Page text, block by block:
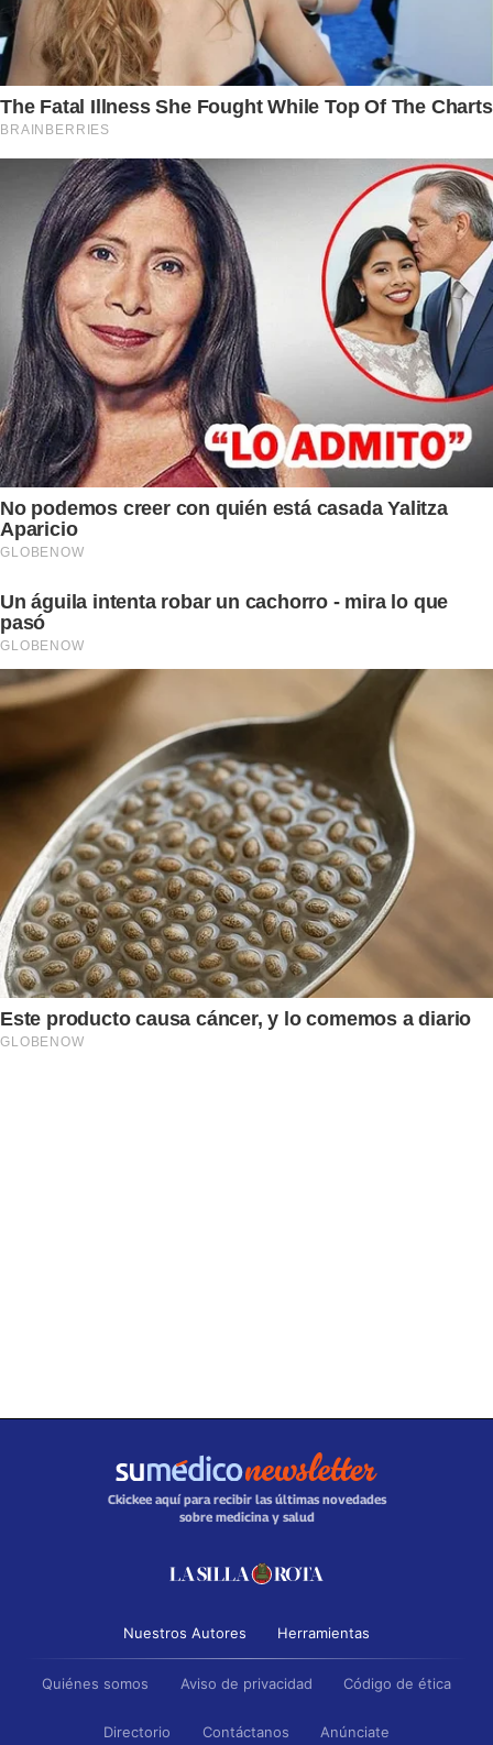
Ckickee aquí para recibir las últimas novedades
sobre medicina y salud
Nuestros Autores Herramientas
Quiénes somos Aviso de privacidad Código de ética
Directorio Contáctanos Anúnciate